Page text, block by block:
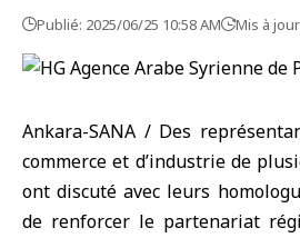
Publié: 2025/06/25 10:58 AM Mis à
Ankara-SANA / Des
commerce et d’industrie de
ont discuté avec leurs
de renforcer le partenariat